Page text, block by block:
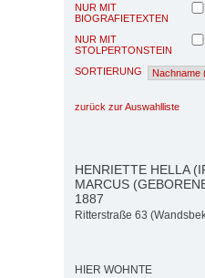
NUR MIT
BIOGRAFIETEXTEN
NUR MIT
STOLPERTONSTEIN
SORTIERUNG
zurück zur Auswahlliste
HENRIETTE HELLA
MARCUS
1887
Ritterstraße 63
HIER WOHNTE